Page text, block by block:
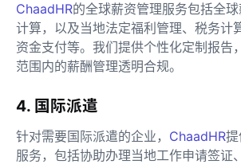
ChaadHR的全球薪资管理服务包括全
计算，以及当地法定福利管理、税务计
资金支付等。我们提供个性化定制报告
范围内的薪酬管理透明合规。
4. 国际派遣
针对需要国际派遣的企业， ChaadHR
服务，包括协助办理当地工作申请签证